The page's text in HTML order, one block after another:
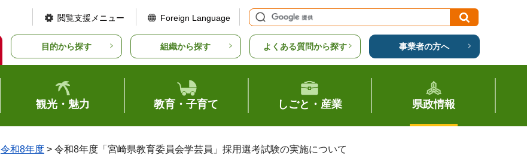
閲覧支援メニュー Foreign Language
目的から探す 組織から探す よくある質問から探す 事業者の方へ
観光・魅力 教育・子育て しごと・産業 県政情報
令和8年度 > 令和8年度「宮崎県教育委員会学芸員」採用選考試験の実施について